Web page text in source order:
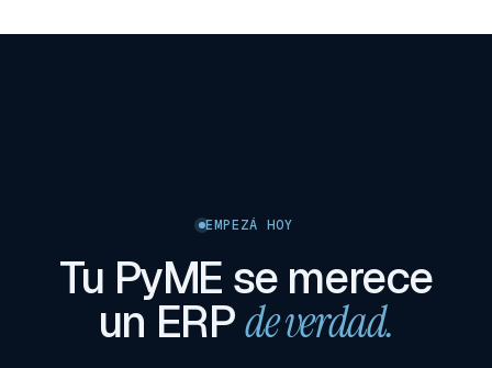
EMPEZÁ HOY
Tu PyME se merece
un ERPde verdad.